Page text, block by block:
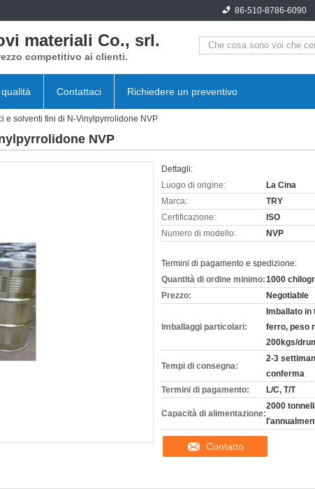
86-510-8786-6090
materiali Co., srl.
competitivo ai clienti.
Contattaci Richiedere un preventivo
e solventi fini di N-Vinylpyrrolidone NVP
NVP
Dettagli:
Luogo di origine:
La Cina
Marca:
TRY
Certificazione:
ISO
Numero di modello:
NVP
Termini di pagamento e spedizione:
Quantità di ordine minimo:1000
Prezzo:
Negotiable
Imballaggi particolari:
Imballato in
ferro, peso
200kgs/
Tempi di consegna:
2-3
conferma
Termini di pagamento:
L/C, T/T
Capacità di alimentazione:
2000
Contatto